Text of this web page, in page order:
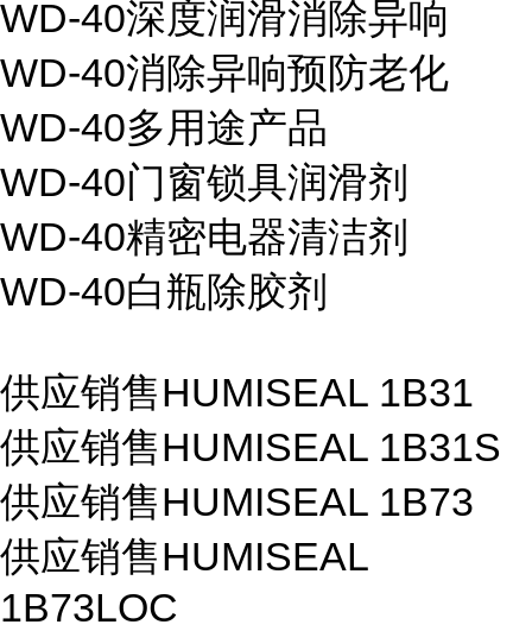
WD-40深度润滑消除异响
WD-40消除异响预防老化
WD-40多用途产品
WD-40门窗锁具润滑剂
WD-40精密电器清洁剂
WD-40白瓶除胶剂
供应销售HUMISEAL 1B31
供应销售HUMISEAL 1B31S
供应销售HUMISEAL 1B73
供应销售HUMISEAL
1B73LOC